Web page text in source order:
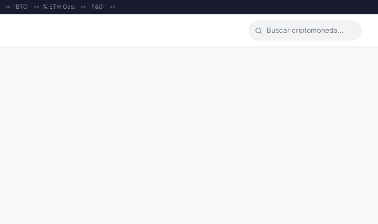
-- BTC: -- %| ETH Gas: -- F&G: --